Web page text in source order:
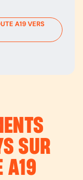
A19VERS
SUR
A19